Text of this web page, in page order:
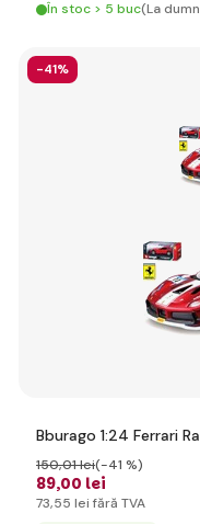
În stoc > 5 buc(La
-41%
Bburago 1:24 Ferrari
89,00 lei
150,01 lei(-41 %)
73,55 lei fără TVA